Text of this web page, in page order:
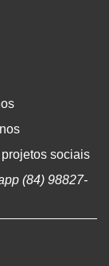
sociais
(84) 98827-